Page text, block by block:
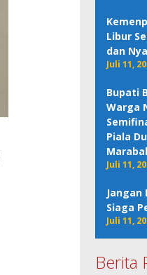
Libur
dan
Juli 11,
Bupati
Warga
Piala
Juli 11,
Jangan
Siaga
Juli 11,
Berita